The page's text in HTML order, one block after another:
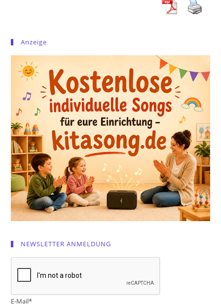
Anzeige
NEWSLETTER ANMELDUNG
E-Mail*